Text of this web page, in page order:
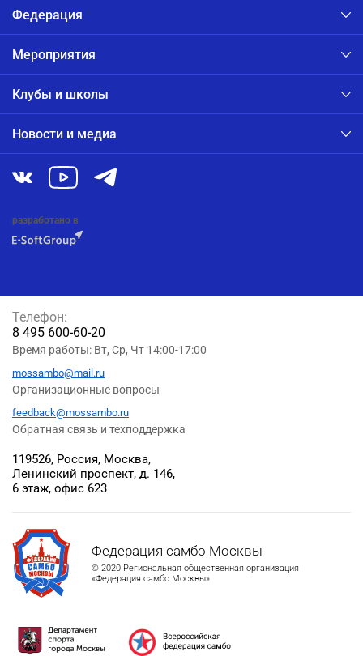
Федерация
Мероприятия
Клубы и школы
Новости и медиа
разработано в
Федерация самбо Москвы
© 2020 Региональная общественная организация
«Федерация самбо Москвы»
119526, Россия, Москва,
Ленинский проспект, д. 146,
6 этаж, офис 623
Телефон:
8 495 600-60-20
Время работы: Вт, Ср, Чт 14:00-17:00
mossambo@mail.ru
Организационные вопросы
feedback@mossambo.ru
Обратная связь и техподдержка